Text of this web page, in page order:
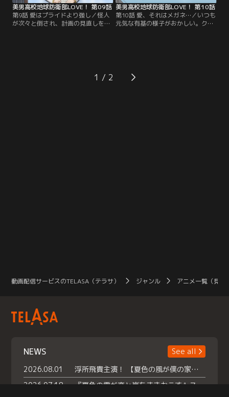
美男高校地球防衛部LOVE！ 第09話
第9話 愛はプライドより強し／怪人
が次々と倒され、計画の見直しを迫
の場で戦おうとはせず、「眉難山に
来い」と捨て台詞を残して姿を消
美男高校地球防衛部LOVE！ 第10話
第10話 愛、それはメガネ…／いつも
元気な有基の様子がおかしい。クラ
弟愛を見せ付けられる一同。しかし
翌日、登校してきた有基はいつもと
1
動画配信サービスのTELASA（テラサ） ジャンル アニメ一覧（見放
NEWS
See all
2026.08.01
浮所飛貴主演！ 【夏色の風が僕の家にやってきた】 本日よりテラサで独占配信スタート！
2026.07.18
『夏色の雲が恋と嵐をまきおこす』スペシャルメイキング 【Part1】2026年７月18日（土）23時30分～配信スタート！話題のシーンの裏側を大公開！豪華キャスト大集合！ 『武宮家 真夏の家族会議』開催！